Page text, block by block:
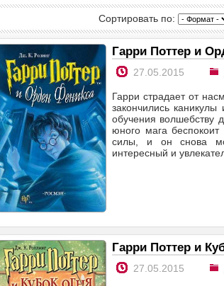
Сортировать по:
Гарри Поттер и
27.05.2015
Гарри страдает от
закончились
обучения волшебству
юного мага
силы, и он снова
интересный и
Гарри Поттер и
27.05.2015